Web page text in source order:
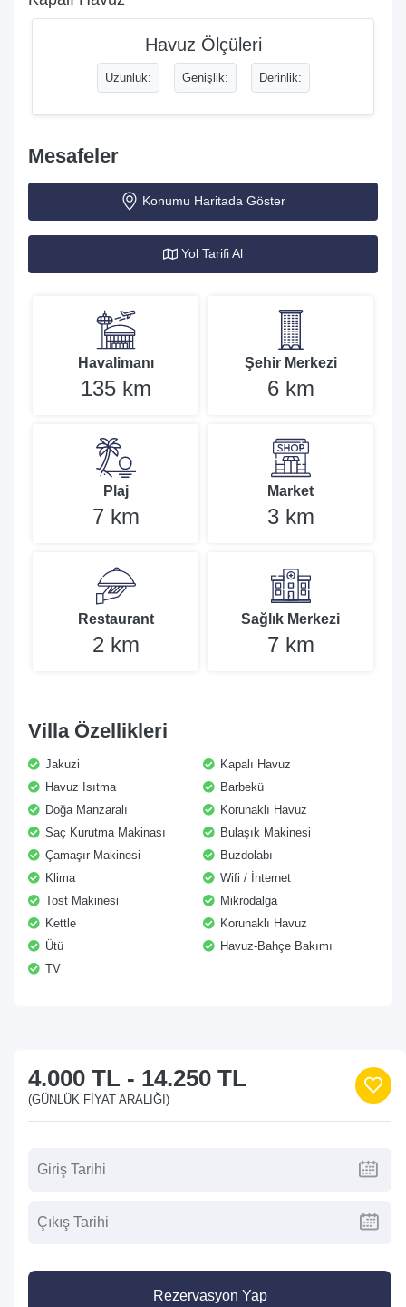
Havuz Ölçüleri
Uzunluk: Genişlik: Derinlik:
Mesafeler
Konumu Haritada Göster
Yol Tarifi Al
Havalimanı
135 km
Şehir Merkezi
6 km
Plaj
7 km
Market
3 km
Restaurant
2 km
Sağlık Merkezi
7 km
Villa Özellikleri
Jakuzi
Kapalı Havuz
Havuz Isıtma
Barbekü
Doğa Manzaralı
Korunaklı Havuz
Saç Kurutma Makinası
Bulaşık Makinesi
Çamaşır Makinesi
Buzdolabı
Klima
Wifi / İnternet
Tost Makinesi
Mikrodalga
Kettle
Korunaklı Havuz
Ütü
Havuz-Bahçe Bakımı
TV
4.000 TL - 14.250 TL
(GÜNLÜK FIYAT ARALIĞI)
Rezervasyon Yap